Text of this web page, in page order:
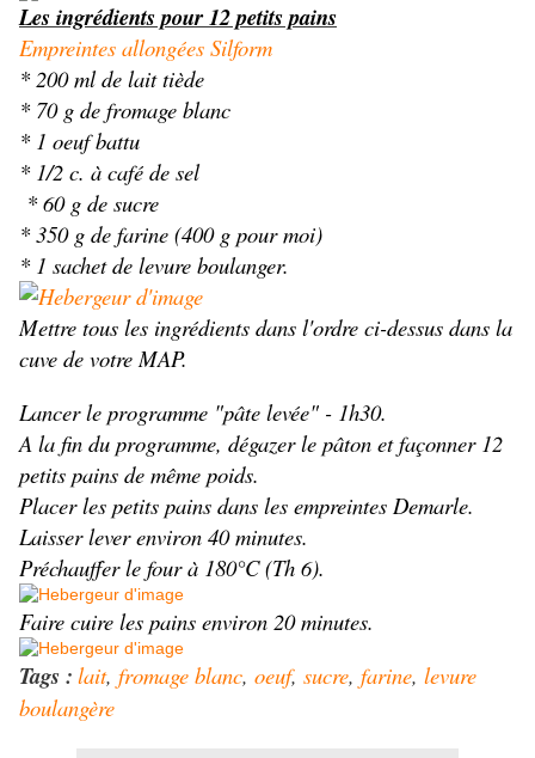
Les ingrédients pour 12 petits pains
Empreintes allongées Silform
* 200 ml de lait tiède
* 70 g de fromage blanc
* 1 oeuf battu
* 1/2 c. à café de sel
* 60 g de sucre
* 350 g de farine (400 g pour moi)
* 1 sachet de levure boulanger.
Mettre tous les ingrédients dans l'ordre ci-dessus dans la
cuve de votre MAP.
Lancer le programme "pâte levée" - 1h30.
A la fin du programme, dégazer le pâton et façonner 12
petits pains de même poids.
Placer les petits pains dans les empreintes Demarle.
Laisser lever environ 40 minutes.
Préchauffer le four à 180°C (Th 6).
Faire cuire les pains environ 20 minutes.
Tags : lait, fromage blanc, oeuf, sucre, farine, levure
boulangère